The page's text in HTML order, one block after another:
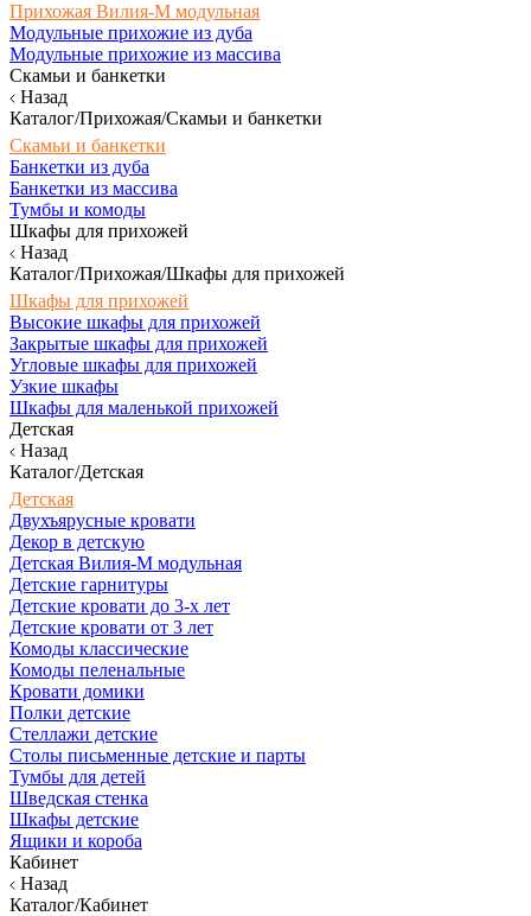
Прихожая Вилия-М модульная
Модульные прихожие из дуба
Модульные прихожие из массива
Скамьи и банкетки
Назад
Каталог/Прихожая/Скамьи и банкетки
Скамьи и банкетки
Банкетки из дуба
Банкетки из массива
Тумбы и комоды
Шкафы для прихожей
Назад
Каталог/Прихожая/Шкафы для прихожей
Шкафы для прихожей
Высокие шкафы для прихожей
Закрытые шкафы для прихожей
Угловые шкафы для прихожей
Узкие шкафы
Шкафы для маленькой прихожей
Детская
Назад
Каталог/Детская
Детская
Двухъярусные кровати
Декор в детскую
Детская Вилия-М модульная
Детские гарнитуры
Детские кровати до 3-х лет
Детские кровати от 3 лет
Комоды классические
Комоды пеленальные
Кровати домики
Полки детские
Стеллажи детские
Столы письменные детские и парты
Тумбы для детей
Шведская стенка
Шкафы детские
Ящики и короба
Кабинет
Назад
Каталог/Кабинет